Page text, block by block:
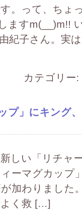
。って、ちょ
ますm(__)m!!
紀子さん。実
カテゴリー:
プ」にキング
しい「リチャ
ーマグカップ
加わりました
よく救 […]